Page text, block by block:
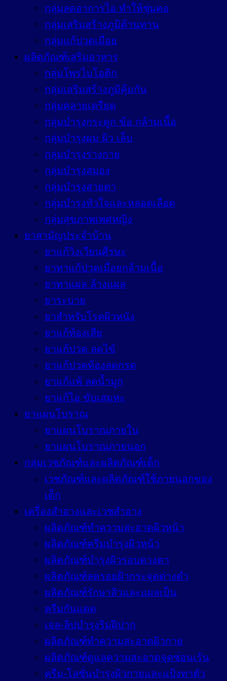
กลุ่มลดอาการไอ ทำให้ชุ่มคอ
กลุ่มเสริมสร้างภูมิต้านทาน
กลุ่มแก้ปวดเมื่อย
ผลิตภัณฑ์เสริมอาหาร
กลุ่มโพรไบโอติก
กลุ่มเสริมสร้างภูมิคุ้มกัน
กลุ่มคลายเครียด
กลุ่มบำรุงกระดูก ข้อ กล้ามเนื้อ
กลุ่มบำรุงผม ผิว เล็บ
กลุ่มบำรุงร่างกาย
กลุ่มบำรุงสมอง
กลุ่มบำรุงสายตา
กลุ่มบำรุงหัวใจและหลอดเลือด
กลุ่มสุขภาพเพศหญิง
ยาสามัญประจำบ้าน
ยาแก้วิงเวียนศีรษะ
ยาทาแก้ปวดเมื่อยกล้ามเนื้อ
ยาทาแผล ล้างแผล
ยาระบาย
ยาสำหรับโรคผิวหนัง
ยาแก้ท้องเสีย
ยาแก้ปวด ลดไข้
ยาแก้ปวดท้องลดกรด
ยาแก้แพ้ ลดน้ำมูก
ยาแก้ไอ ขับเสมหะ
ยาแผนโบราณ
ยาแผนโบราณภายใน
ยาแผนโบราณภายนอก
กลุ่มเวชภัณฑ์และผลิตภัณฑ์เด็ก
เวชภัณฑ์และผลิตภัณฑ์ใช้ภายนอกของ
เด็ก
เครื่องสำอางและเวชสำอาง
ผลิตภัณฑ์ทำความสะอาดผิวหน้า
ผลิตภัณฑ์ครีมบำรุงผิวหน้า
ผลิตภัณฑ์บำรุงผิวรอบดวงตา
ผลิตภัณฑ์ลดรอยฝ้ากระจุดด่างดำ
ผลิตภัณฑ์รักษาสิวและแผลเป็น
ครีมกันแดด
เจล-ลิปบำรุงริมฝีปาก
ผลิตภัณฑ์ทำความสะอาดผิวกาย
ผลิตภัณฑ์ดูแลความสะอาดจุดซ่อนเร้น
ครีม-โลชั่นบำรุงผิวกายและแป้งทาตัว